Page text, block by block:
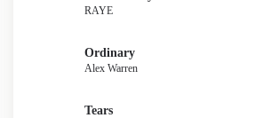
RAYE
Ordinary
Alex Warren
Tears